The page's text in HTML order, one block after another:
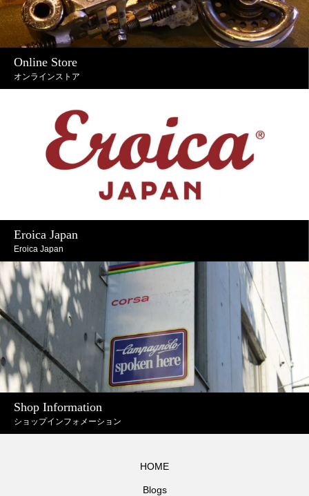
Online Store
オンラインストア
Eroica Japan
Eroica Japan
Shop Information
ショップインフォメーション
HOME
Blogs